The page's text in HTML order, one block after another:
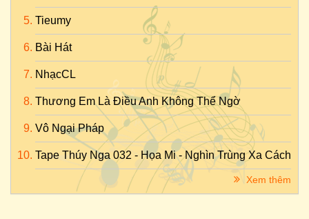
Tieumy
Bài Hát
NhạcCL
Thương Em Là Điều Anh Không Thể Ngờ
Vô Ngại Pháp
Tape Thúy Nga 032 - Họa Mi - Nghìn Trùng Xa Cách
Xem thêm